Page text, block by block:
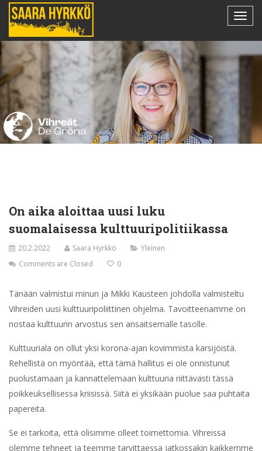
On aika aloittaa uusi luku
suomalaisessa kulttuuripolitiikassa
20.2.2022 Saara Hyrkkö
Yleinen
Comments are Closed
0
Tänään valmistui minun ja Mikki Kausteen johdolla valmisteltu
Vihreiden uusi kulttuuripoliittinen ohjelma. Tavoitteenamme on
nostaa kulttuurin arvostus sen ansaitsemalle tasolle.
Kulttuuriala on ollut yksi korona-ajan kovimmista kärsijöistä.
Rehellistä on myöntää, että tämä hallitus ei ole onnistunut
puolustamaan ja kannattelemaan kulttuuria riittävästi tässä
poikkeuksellisessa kriisissä. Siitä ei yksikään puolue saa puhtaita
papereita.
Se ei tarkoita, että olisimme olleet toimettomia. Vihreissä
olemme tehneet ja teemme tarvittaessa jatkossakin kaikkemme